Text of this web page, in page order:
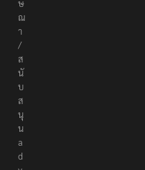
โ
ฆ
ษ
ณ
า
/
ส
นั
บ
ส
นุ
น